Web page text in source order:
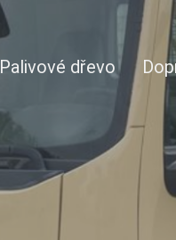
Palivové dřevo